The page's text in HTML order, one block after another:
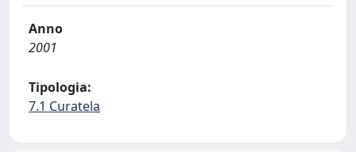
Anno
2001
Tipologia:
7.1 Curatela